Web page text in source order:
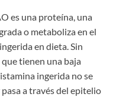
es una proteína, una
o metaboliza en el
en dieta. Sin
tienen una baja
ingerida no se
a través del epitelio